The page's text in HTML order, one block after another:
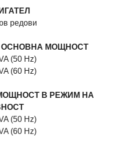
редови
ОСНОВНА МОЩНОСТ
(50 Hz)
(60 Hz)
В РЕЖИМ НА
(50 Hz)
(60 Hz)